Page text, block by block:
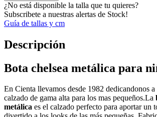
¿No está disponible la talla que tu quieres?
Subscribete a nuestras alertas de Stock!
Guía de tallas y cm
Descripción
Bota chelsea metálica para
En Cienta llevamos desde 1982 dedicandonos
calzado de gama alta para los mas pequeños.La
metálica es el calzado perfecto para aportar un